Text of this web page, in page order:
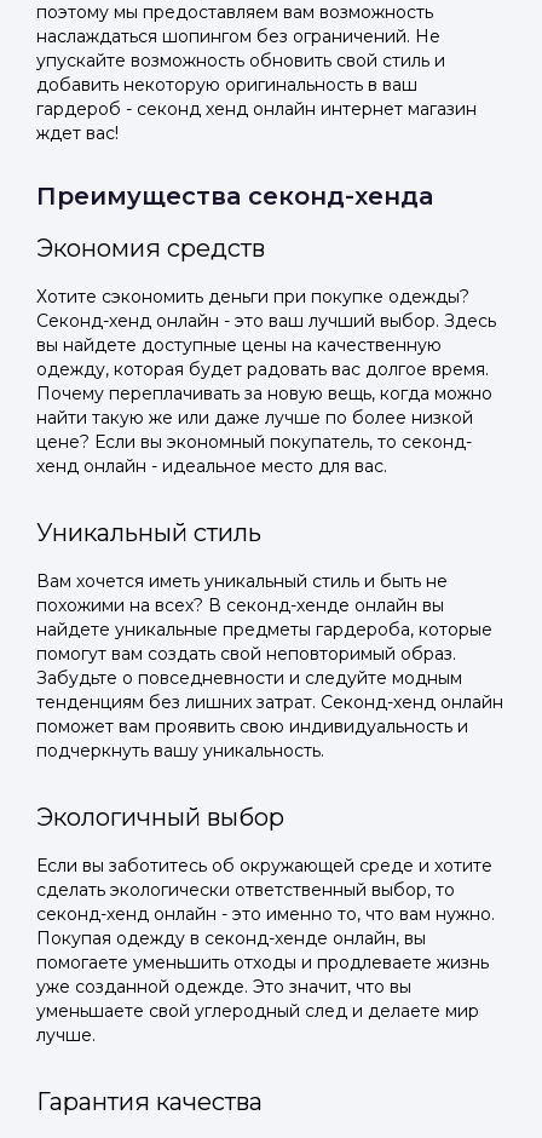
поэтому мы предоставляем вам возможность
наслаждаться шопингом без ограничений. Не
упускайте возможность обновить свой стиль и
добавить некоторую оригинальность в ваш
гардероб - секонд хенд онлайн интернет магазин
ждет вас!
Преимущества секонд-хенда
Экономия средств
Хотите сэкономить деньги при покупке одежды?
Секонд-хенд онлайн - это ваш лучший выбор. Здесь
вы найдете доступные цены на качественную
одежду, которая будет радовать вас долгое время.
Почему переплачивать за новую вещь, когда можно
найти такую же или даже лучше по более низкой
цене? Если вы экономный покупатель, то секонд-
хенд онлайн - идеальное место для вас.
Уникальный стиль
Вам хочется иметь уникальный стиль и быть не
похожими на всех? В секонд-хенде онлайн вы
найдете уникальные предметы гардероба, которые
помогут вам создать свой неповторимый образ.
Забудьте о повседневности и следуйте модным
тенденциям без лишних затрат. Секонд-хенд онлайн
поможет вам проявить свою индивидуальность и
подчеркнуть вашу уникальность.
Экологичный выбор
Если вы заботитесь об окружающей среде и хотите
сделать экологически ответственный выбор, то
секонд-хенд онлайн - это именно то, что вам нужно.
Покупая одежду в секонд-хенде онлайн, вы
помогаете уменьшить отходы и продлеваете жизнь
уже созданной одежде. Это значит, что вы
уменьшаете свой углеродный след и делаете мир
лучше.
Гарантия качества